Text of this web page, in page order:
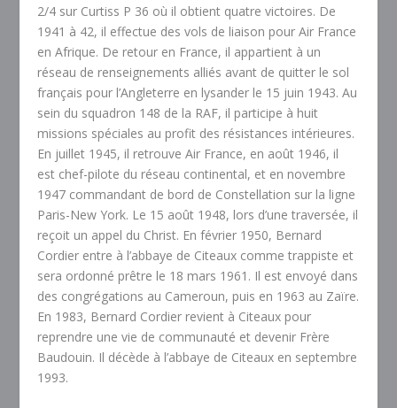
2/4 sur Curtiss P 36 où il obtient quatre victoires. De
1941 à 42, il effectue des vols de liaison pour Air France
en Afrique. De retour en France, il appartient à un
réseau de renseignements alliés avant de quitter le sol
français pour l’Angleterre en lysander le 15 juin 1943. Au
sein du squadron 148 de la RAF, il participe à huit
missions spéciales au profit des résistances intérieures.
En juillet 1945, il retrouve Air France, en août 1946, il
est chef-pilote du réseau continental, et en novembre
1947 commandant de bord de Constellation sur la ligne
Paris-New York. Le 15 août 1948, lors d’une traversée, il
reçoit un appel du Christ. En février 1950, Bernard
Cordier entre à l’abbaye de Citeaux comme trappiste et
sera ordonné prêtre le 18 mars 1961. Il est envoyé dans
des congrégations au Cameroun, puis en 1963 au Zaïre.
En 1983, Bernard Cordier revient à Citeaux pour
reprendre une vie de communauté et devenir Frère
Baudouin. Il décède à l’abbaye de Citeaux en septembre
1993.